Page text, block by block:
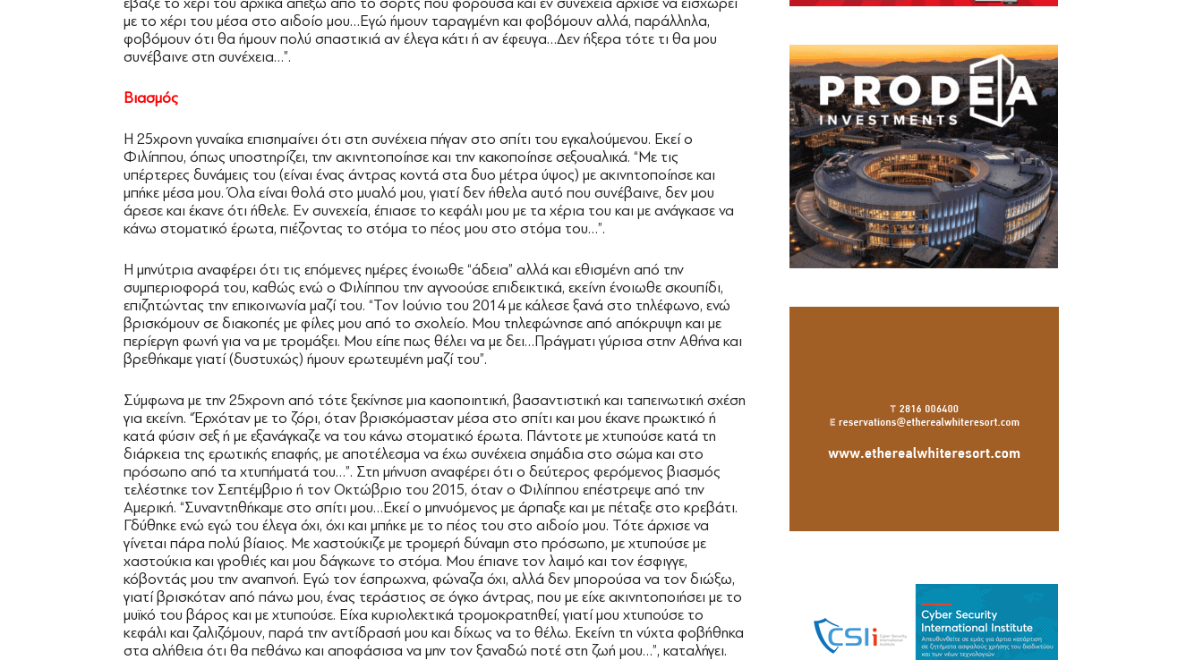
με το χέρι του μέσα στο αιδοίο μου…Εγώ ήμουν ταραγμένη και φοβόμουν αλλά, παράλληλα,
φοβόμουν ότι θα ήμουν πολύ σπαστικιά αν έλεγα κάτι ή αν έφευγα…Δεν ήξερα τότε τι θα μου
συνέβαινε στη συνέχεια…”.
Βιασμός
Η 25χρονη γυναίκα επισημαίνει ότι στη συνέχεια πήγαν στο σπίτι του εγκαλούμενου. Εκεί ο
Φιλίππου, όπως υποστηρίζει, την ακινητοποίησε και την κακοποίησε σεξουαλικά. “Με τις
υπέρτερες δυνάμεις του (είναι ένας άντρας κοντά στα δυο μέτρα ύψος) με ακινητοποίησε και
μπήκε μέσα μου. Όλα είναι θολά στο μυαλό μου, γιατί δεν ήθελα αυτό που συνέβαινε, δεν μου
άρεσε και έκανε ότι ήθελε. Εν συνεχεία, έπιασε το κεφάλι μου με τα χέρια του και με ανάγκασε να
κάνω στοματικό έρωτα, πιέζοντας το στόμα το πέος μου στο στόμα του…”.
Η μηνύτρια αναφέρει ότι τις επόμενες ημέρες ένοιωθε “άδεια” αλλά και εθισμένη από την
συμπεριοφορά του, καθώς ενώ ο Φιλίππου την αγνοούσε επιδεικτικά, εκείνη ένοιωθε σκουπίδι,
επιζητώντας την επικοινωνία μαζί του. “Τον Ιούνιο του 2014 με κάλεσε ξανά στο τηλέφωνο, ενώ
βρισκόμουν σε διακοπές με φίλες μου από το σχολείο. Μου τηλεφώνησε από απόκρυψη και με
περίεργη φωνή για να με τρομάξει. Μου είπε πως θέλει να με δει…Πράγματι γύρισα στην Αθήνα και
βρεθήκαμε γιατί (δυστυχώς) ήμουν ερωτευμένη μαζί του”.
Σύμφωνα με την 25χρονη από τότε ξεκίνησε μια καοποιητική, βασαντιστική και ταπεινωτική σχέση
για εκείνη. “Έρχόταν με το ζόρι, όταν βρισκόμασταν μέσα στο σπίτι και μου έκανε πρωκτικό ή
κατά φύσιν σεξ ή με εξανάγκαζε να του κάνω στοματικό έρωτα. Πάντοτε με χτυπούσε κατά τη
διάρκεια της ερωτικής επαφής, με αποτέλεσμα να έχω συνέχεια σημάδια στο σώμα και στο
πρόσωπο από τα χτυπήματά του…”. Στη μήνυση αναφέρει ότι ο δεύτερος φερόμενος βιασμός
τελέστηκε τον Σεπτέμβριο ή τον Οκτώβριο του 2015, όταν ο Φιλίππου επέστρεψε από την
Αμερική. “Συναντηθήκαμε στο σπίτι μου…Εκεί ο μηνυόμενος με άρπαξε και με πέταξε στο κρεβάτι.
Γδύθηκε ενώ εγώ του έλεγα όχι, όχι και μπήκε με το πέος του στο αιδοίο μου. Τότε άρχισε να
γίνεται πάρα πολύ βίαιος. Με χαστούκιζε με τρομερή δύναμη στο πρόσωπο, με χτυπούσε με
χαστούκια και γροθιές και μου δάγκωνε το στόμα. Μου έπιανε τον λαιμό και τον έσφιγγε,
κόβοντάς μου την αναπνοή. Εγώ τον έσπρωχνα, φώναζα όχι, αλλά δεν μπορούσα να τον διώξω,
γιατί βρισκόταν από πάνω μου, ένας τεράστιος σε όγκο άντρας, που με είχε ακινητοποιήσει με το
μυϊκό του βάρος και με χτυπούσε. Είχα κυριολεκτικά τρομοκρατηθεί, γιατί μου χτυπούσε το
κεφάλι και ζαλιζόμουν, παρά την αντίδρασή μου και δίχως να το θέλω. Εκείνη τη νύχτα φοβήθηκα
στα αλήθεια ότι θα πεθάνω και αποφάσισα να μην τον ξαναδώ ποτέ στη ζωή μου…”, καταλήγει.